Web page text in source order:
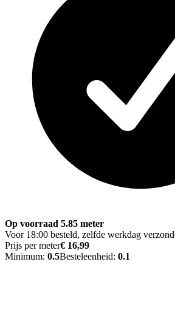
Op voorraad 5.85 meter
Voor 18:00 besteld, zelfde werkdag
Prijs per meter€ 16,99
Minimum: 0.5Besteleenheid: 0.1